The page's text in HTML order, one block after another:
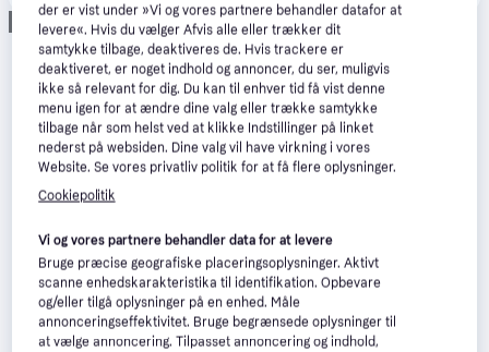
Annonce
der er vist under »Vi og vores partnere behandler datafor at
levere«. Hvis du vælger Afvis alle eller trækker dit
samtykke tilbage, deaktiveres de. Hvis trackere er
deaktiveret, er noget indhold og annoncer, du ser, muligvis
ikke så relevant for dig. Du kan til enhver tid få vist denne
menu igen for at ændre dine valg eller trække samtykke
tilbage når som helst ved at klikke Indstillinger på linket
nederst på websiden. Dine valg vil have virkning i vores
Website. Se vores privatliv politik for at få flere oplysninger.
Cookiepolitik
Vi og vores partnere behandler data for at levere
Bruge præcise geografiske placeringsoplysninger. Aktivt
scanne enhedskarakteristika til identifikation. Opbevare
og/eller tilgå oplysninger på en enhed. Måle
annonceringseffektivitet. Bruge begrænsede oplysninger til
at vælge annoncering. Tilpasset annoncering og indhold,